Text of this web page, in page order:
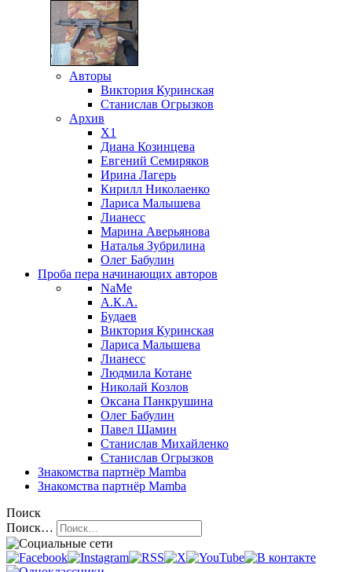
Авторы
Виктория Куринская
Станислав Огрызков
Архив
X1
Диана Козинцева
Евгений Семиряков
Ирина Лагерь
Кирилл Николаенко
Лариса Малышева
Лианесс
Марина Аверьянова
Наталья Зубрилина
Олег Бабулин
Проба пера начинающих авторов
NaMe
А.К.А.
Будаев
Виктория Куринская
Лариса Малышева
Лианесс
Людмила Котане
Николай Козлов
Оксана Панкрушина
Олег Бабулин
Павел Шамин
Станислав Михайленко
Станислав Огрызков
Знакомства партнёр Mamba
Знакомства партнёр Mamba
Поиск
Поиск…